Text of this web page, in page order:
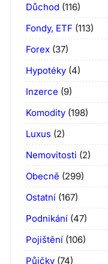
Důchod (116)
Fondy, ETF (113)
Forex (37)
Hypotéky (4)
Inzerce (9)
Komodity (198)
Luxus (2)
Nemovitosti (2)
Obecně (299)
Ostatní (167)
Podnikání (47)
Pojištění (106)
Půjčky (74)